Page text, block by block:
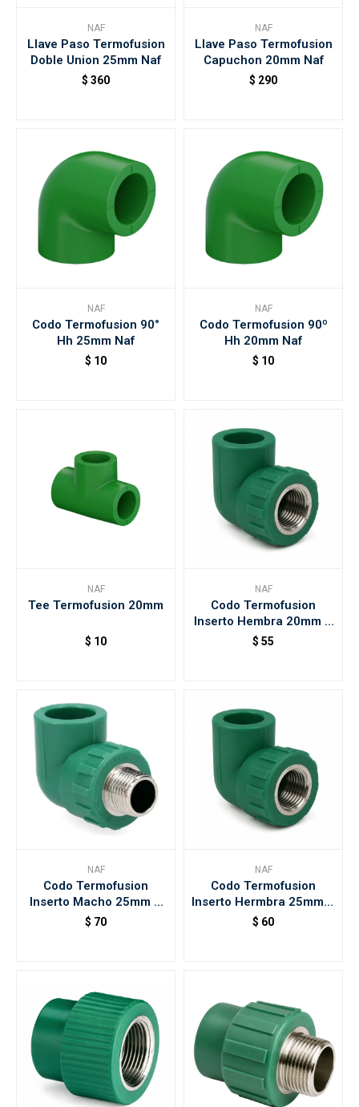
NAF
Llave Paso Termofusion
Doble Union 25mm Naf
$ 360
NAF
Llave Paso Termofusion
Capuchon 20mm Naf
$ 290
NAF
Codo Termofusion 90°
Hh 25mm Naf
$ 10
NAF
Codo Termofusion 90º
Hh 20mm Naf
$ 10
NAF
Tee Termofusion 20mm
$ 10
NAF
Codo Termofusion
Inserto Hembra 20mm X
1/2" Naf
$ 55
NAF
Codo Termofusion
Inserto Macho 25mm X
1/2 Naf
$ 70
NAF
Codo Termofusion
Inserto Hermbra 25mm X
1/2 Naf
$ 60
Accesorios
Trabaja con nosotros
Contacto